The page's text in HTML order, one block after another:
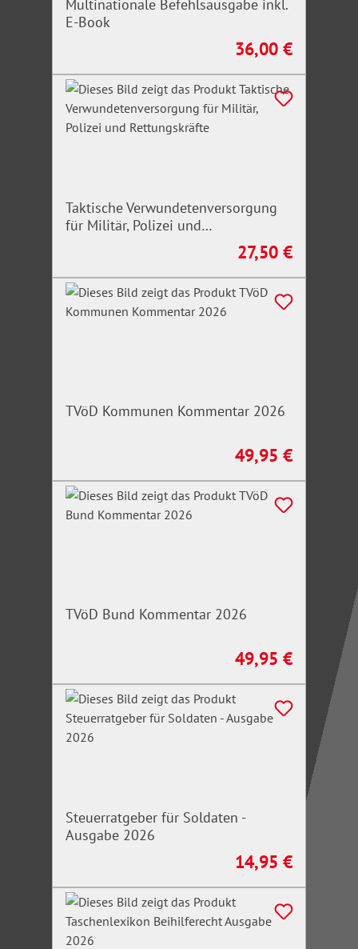
Multinationale Befehlsausgabe inkl.
E-Book
Regulärer Preis:
36,00 €
Taktische Verwundetenversorgung
für Militär, Polizei und
Regulärer Preis:
27,50 €
TVöD Kommunen Kommentar 2026
Regulärer Preis:
49,95 €
TVöD Bund Kommentar 2026
Regulärer Preis:
49,95 €
Steuerratgeber für Soldaten -
Ausgabe 2026
Regulärer Preis:
14,95 €